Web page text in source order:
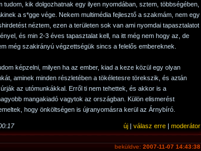
tudom, kik dolgozhatnak egy ilyen nyomdában, sztem, többségében,
a s*gge vége. Nekem multimédia fejlesztő a szakmám, nem egy
néztem, ezen a területen sok van ami nyomdai tapasztalatot
és min 2-3 éves tapasztalat kell, na itt még nem hogy az, de
még szakirányú végzettségük sincs a felelős embereknek.
képzelni, milyen ha az ember, kiad a keze közül egy olyan
aminek minden részletében a tökéletesre törekszik, és aztán
az utómunkákkal. Erről ti nem tehettek, és akkor is a
mangakiadó vagytok az országban. Külön elismerést
hogy önköltségen is újranyomásra kerül az Árnybíró.
új | válasz erre | moderátor
beküldve: 2007-11-07 14:43:38